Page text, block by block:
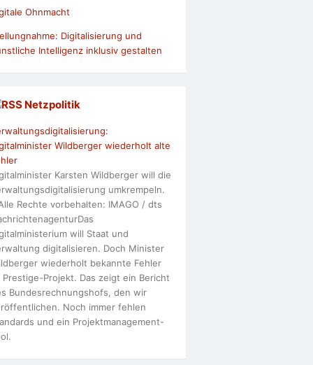
Ohnmacht
Digitalisierung und
Intelligenz inklusiv gestalten
Netzpolitik
Wildberger wiederholt alte
Karsten Wildberger will die
umkrempeln.
Rechte vorbehalten: IMAGO / dts
will Staat und
digitalisieren. Doch Minister
wiederholt bekannte Fehler
Prestige-Projekt. Das zeigt ein Bericht
Bundesrechnungshofs, den wir
Noch immer fehlen
und ein Projektmanagement-